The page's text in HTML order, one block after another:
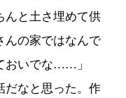
んと土さ埋めて供
んの家ではなんで
おいでな……」
なと思った。作